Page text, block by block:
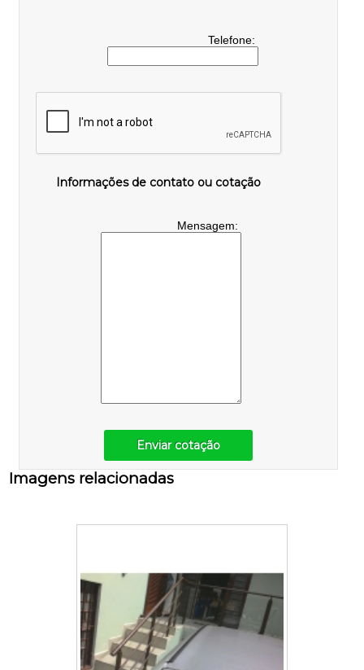
Telefone:
Informações de contato ou cotação
Mensagem:
Enviar cotação
Imagens relacionadas